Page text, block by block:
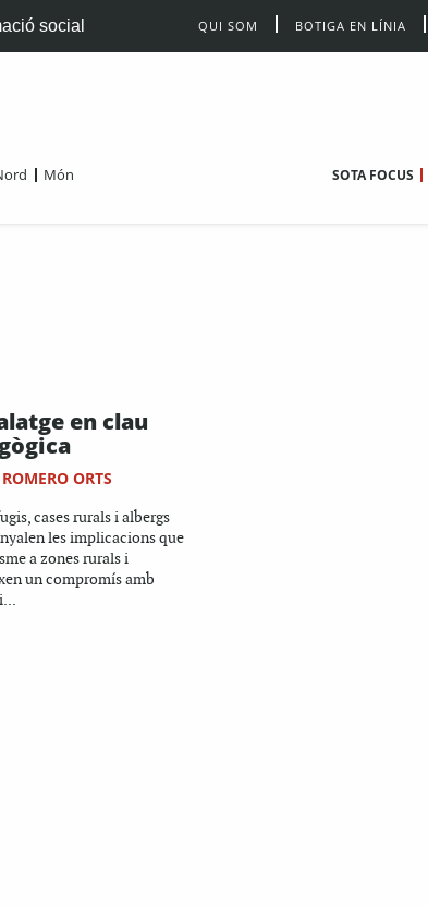
social QUI SOM BOTIGA EN LÍNIA
Món SOTA FOCUS
en clau
ORTS
cases rurals i albergs
les implicacions que
a zones rurals i
un compromís amb